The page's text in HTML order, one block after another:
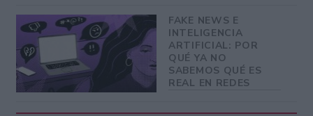
FAKE NEWS E
INTELIGENCIA
ARTIFICIAL: POR
QUÉ YA NO
SABEMOS QUÉ ES
REAL EN REDES